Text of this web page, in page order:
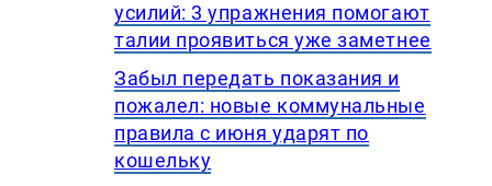
усилий: 3 упражнения помогают
талии проявиться уже заметнее
Забыл передать показания и
пожалел: новые коммунальные
правила с июня ударят по
кошельку